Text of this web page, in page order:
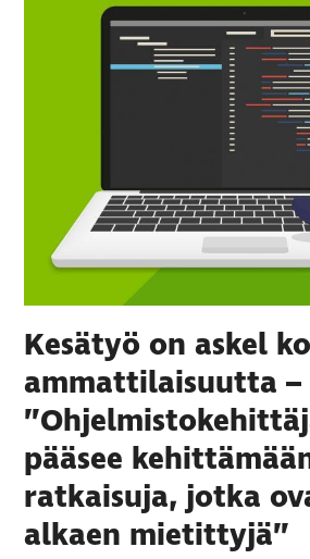
Kesätyö on askel
ammattilaisuutta –
pääsee
ratkaisuja, jotka
alkaen mietittyjä”